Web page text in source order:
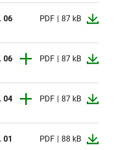
06 PDF 87 kB
06 PDF 87 kB
04 PDF 87 kB
02 PDF 93 kB
04 PDF 87 kB
01 PDF 96 kB
01 PDF 88 kB